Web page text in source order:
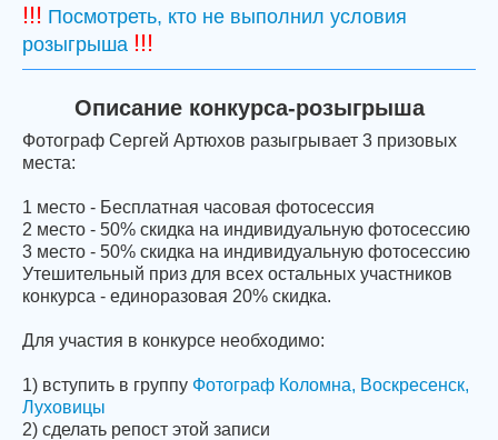
!!! Посмотреть, кто не выполнил условия
розыгрыша !!!
Описание конкурса-розыгрыша
Фотограф Сергей Артюхов разыгрывает 3 призовых
места:
1 место - Бесплатная часовая фотосессия
2 место - 50% скидка на индивидуальную фотосессию
3 место - 50% скидка на индивидуальную фотосессию
Утешительный приз для всех остальных участников
конкурса - единоразовая 20% скидка.
Для участия в конкурсе необходимо:
1) вступить в группу Фотограф Коломна, Воскресенск,
Луховицы
2) сделать репост этой записи